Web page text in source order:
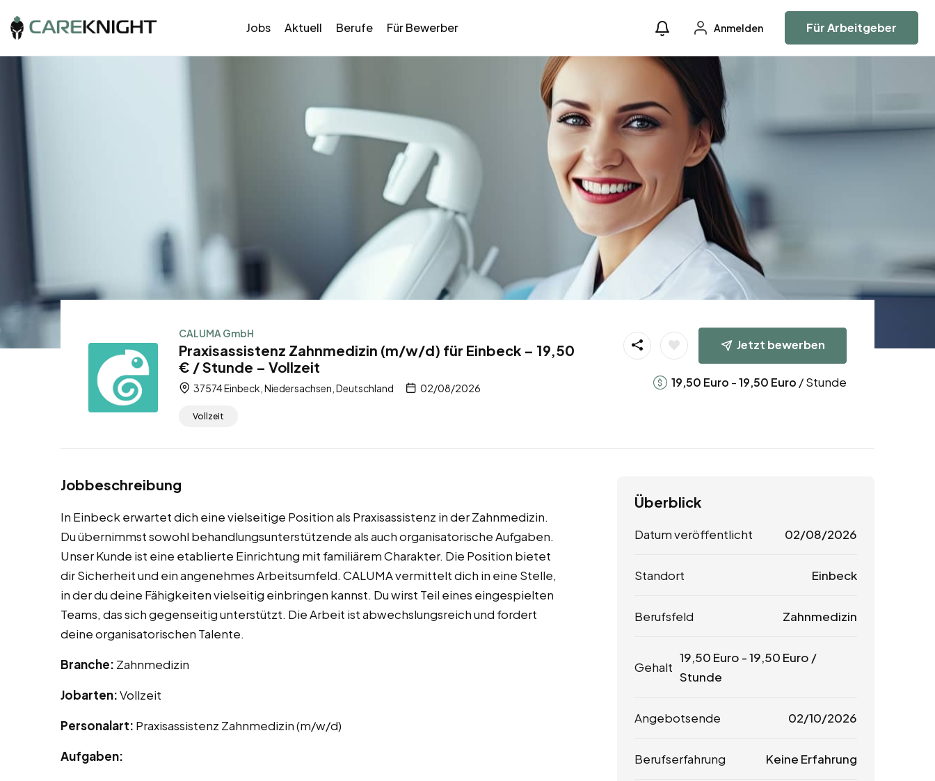
Jobs Aktuell Berufe Für Bewerber Anmelden Für Arbeitgeber
CALUMA GmbH
Praxisassistenz Zahnmedizin (m/w/d) für Einbeck – 19,50
€ / Stunde – Vollzeit
37574 Einbeck, Niedersachsen, Deutschland 02/08/2026
Vollzeit
Jetzt bewerben
19,50 Euro -19,50 Euro / Stunde
Jobbeschreibung
In Einbeck erwartet dich eine vielseitige Position als Praxisassistenz in der Zahnmedizin.
Du übernimmst sowohl behandlungsunterstützende als auch organisatorische Aufgaben.
Unser Kunde ist eine etablierte Einrichtung mit familiärem Charakter. Die Position bietet
dir Sicherheit und ein angenehmes Arbeitsumfeld. CALUMA vermittelt dich in eine Stelle,
in der du deine Fähigkeiten vielseitig einbringen kannst. Du wirst Teil eines eingespielten
Teams, das sich gegenseitig unterstützt. Die Arbeit ist abwechslungsreich und fordert
deine organisatorischen Talente.
Branche: Zahnmedizin
Jobarten:Vollzeit
Personalart: Praxisassistenz Zahnmedizin (m/w/d)
Aufgaben:
Überblick
Datum veröffentlicht 02/08/2026
Standort Einbeck
Berufsfeld Zahnmedizin
Gehalt
19,50 Euro -19,50 Euro /
Stunde
Angebotsende 02/10/2026
Berufserfahrung Keine Erfahrung